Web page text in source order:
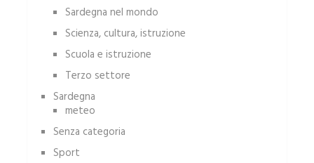
Sardegna nel mondo
Scienza, cultura, istruzione
Scuola e istruzione
Terzo settore
Sardegna
meteo
Senza categoria
Sport